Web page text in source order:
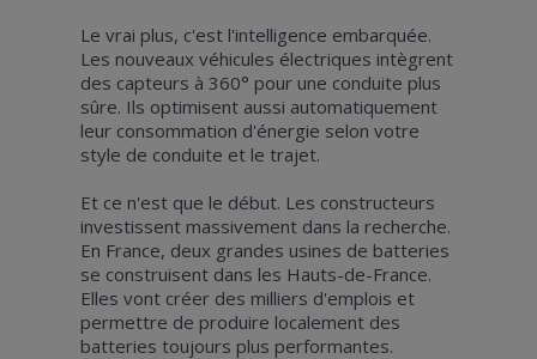
Le vrai plus, c'est l'intelligence embarquée.
Les nouveaux véhicules électriques intègrent
des capteurs à 360° pour une conduite plus
sûre. Ils optimisent aussi automatiquement
leur consommation d'énergie selon votre
style de conduite et le trajet.
Et ce n'est que le début. Les constructeurs
investissent massivement dans la recherche.
En France, deux grandes usines de batteries
se construisent dans les Hauts-de-France.
Elles vont créer des milliers d'emplois et
permettre de produire localement des
batteries toujours plus performantes.